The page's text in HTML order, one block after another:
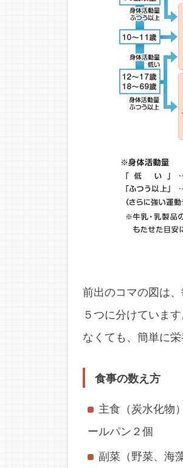
前出のコマの図は
５つに分けていま
なくても、簡単に
食事の数え方
主食（炭水化
ールパン２個
副菜（野菜、海